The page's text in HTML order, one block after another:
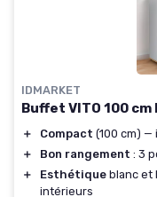
IDMARKET
Buffet VITO 100
＋ Compact (100 cm)
＋
Bon rangement : 3
＋
Esthétique blanc et
intérieurs